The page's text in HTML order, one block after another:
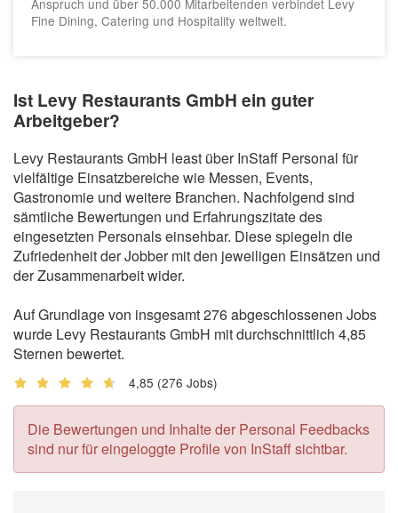
Anspruch und über 50.000 Mitarbeitenden verbindet Levy
Fine Dining, Catering und Hospitality weltweit.
Ist Levy Restaurants GmbH ein guter
Arbeitgeber?
Levy Restaurants GmbH least über InStaff Personal für
vielfältige Einsatzbereiche wie Messen, Events,
Gastronomie und weitere Branchen. Nachfolgend sind
sämtliche Bewertungen und Erfahrungszitate des
eingesetzten Personals einsehbar. Diese spiegeln die
Zufriedenheit der Jobber mit den jeweiligen Einsätzen und
der Zusammenarbeit wider.
Auf Grundlage von insgesamt 276 abgeschlossenen Jobs
wurde Levy Restaurants GmbH mit durchschnittlich 4,85
Sternen bewertet.
4,85 (276 Jobs)
Die Bewertungen und Inhalte der Personal Feedbacks
sind nur für eingeloggte Profile von InStaff sichtbar.